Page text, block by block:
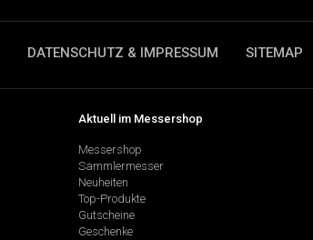
DATENSCHUTZ & IMPRESSUM SITEMAP
Aktuell im Messershop
Messershop
Sammlermesser
Neuheiten
Top-Produkte
Gutscheine
Geschenke